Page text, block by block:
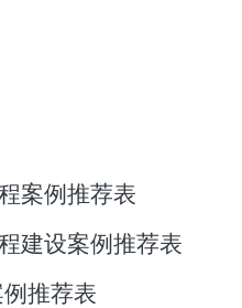
案例推荐表
建设案例推荐表
推荐表